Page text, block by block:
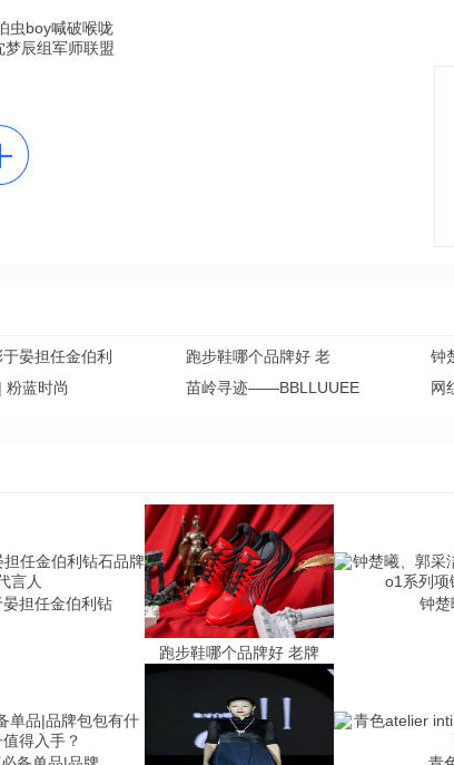
虫boy喊破喉咙
梦辰组军师联盟
晏担任金伯利 跑步鞋哪个品牌好 老
钟
粉蓝时尚 苗岭寻迹——BBLLUUEE 网
担任金伯利钻
跑步鞋哪个品牌好 老牌
钟楚